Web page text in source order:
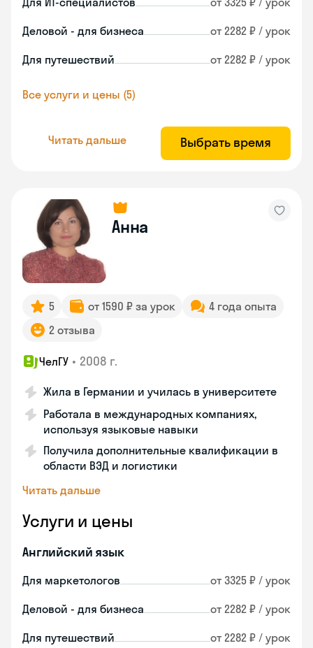
Деловой - для бизнеса от 2282 ₽ / урок
Для путешествий от 2282 ₽ / урок
Все услуги и цены (5)
Читать дальше Выбрать время
Анна
5 от 1590 ₽ за урок
4 года опыта
2 отзыва
ЧелГУ • 2008 г.
Жила в Германии и училась в университете
Работала в международных компаниях,
используя языковые навыки
Получила дополнительные квалификации в
области ВЭД и логистики
Читать дальше
Услуги и цены
Английский язык
Для маркетологов от 3325 ₽ / урок
Деловой - для бизнеса от 2282 ₽ / урок
Для путешествий от 2282 ₽ / урок